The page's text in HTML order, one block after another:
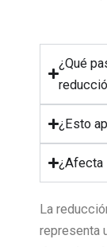
¿Qué
¿Esto
¿Afecta
La
representa